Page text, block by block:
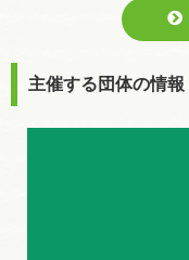
主催する団体の情報